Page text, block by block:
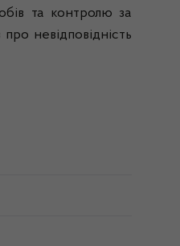
та контролю за
невідповідність